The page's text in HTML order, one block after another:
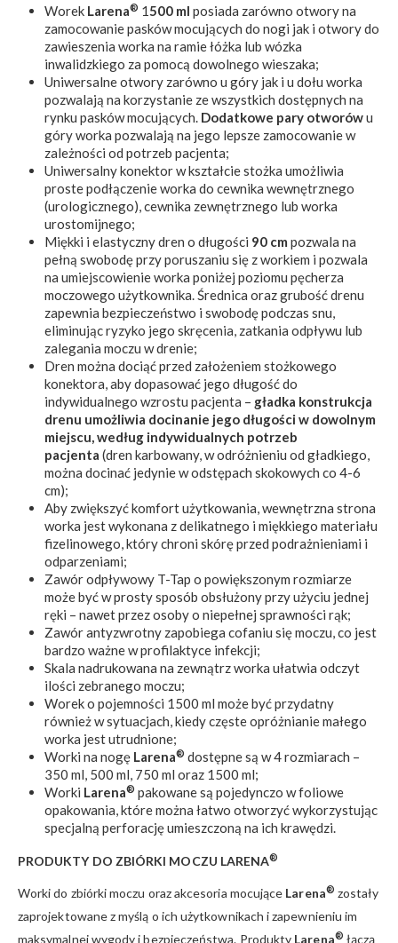
Worek Larena® 1500 ml posiada zarówno otwory na
zamocowanie pasków mocujących do nogi jak i otwory do
zawieszenia worka na ramie łóżka lub wózka
inwalidzkiego za pomocą dowolnego wieszaka;
Uniwersalne otwory zarówno u góry jak i u dołu worka
pozwalają na korzystanie ze wszystkich dostępnych na
rynku pasków mocujących. Dodatkowe pary otworówu
góry worka pozwalają na jego lepsze zamocowanie w
zależności od potrzeb pacjenta;
Uniwersalny konektor w kształcie stożka umożliwia
proste podłączenie worka do cewnika wewnętrznego
(urologicznego), cewnika zewnętrznego lub worka
urostomijnego;
Miękki i elastyczny dren o długości 90 cm pozwala na
pełną swobodę przy poruszaniu się z workiem i pozwala
na umiejscowienie worka poniżej poziomu pęcherza
moczowego użytkownika. Średnica oraz grubość drenu
zapewnia bezpieczeństwo i swobodę podczas snu,
eliminując ryzyko jego skręcenia, zatkania odpływu lub
zalegania moczu w drenie;
Dren można dociąć przed założeniem stożkowego
konektora, aby dopasować jego długość do
indywidualnego wzrostu pacjenta – gładka konstrukcja
drenu umożliwia docinanie jego długości w dowolnym
miejscu, według indywidualnych potrzeb
pacjenta (dren karbowany, w odróżnieniu od gładkiego,
można docinać jedynie w odstępach skokowych co 4-6
cm);
Aby zwiększyć komfort użytkowania, wewnętrzna strona
worka jest wykonana z delikatnego i miękkiego materiału
fizelinowego, który chroni skórę przed podrażnieniami i
odparzeniami;
Zawór odpływowy T-Tap o powiększonym rozmiarze
może być w prosty sposób obsłużony przy użyciu jednej
ręki – nawet przez osoby o niepełnej sprawności rąk;
Zawór antyzwrotny zapobiega cofaniu się moczu, co jest
bardzo ważne w profilaktyce infekcji;
Skala nadrukowana na zewnątrz worka ułatwia odczyt
ilości zebranego moczu;
Worek o pojemności 1500 ml może być przydatny
również w sytuacjach, kiedy częste opróżnianie małego
worka jest utrudnione;
Worki na nogę Larena® dostępne są w 4 rozmiarach –
350 ml, 500 ml, 750 ml oraz 1500 ml;
Worki Larena® pakowane są pojedynczo w foliowe
opakowania, które można łatwo otworzyć wykorzystując
specjalną perforację umieszczoną na ich krawędzi.
PRODUKTY DO ZBIÓRKI MOCZU LARENA®
Worki do zbiórki moczu oraz akcesoria mocujące Larena® zostały
zaprojektowane z myślą o ich użytkownikach i zapewnieniu im
maksymalnej wygody i bezpieczeństwa. Produkty Larena® łączą